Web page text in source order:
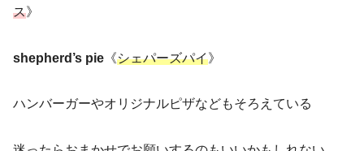
ス》
shepherd’s pie 《シェパーズパイ》
ハンバーガーやオリジナルピザなどもそろえている